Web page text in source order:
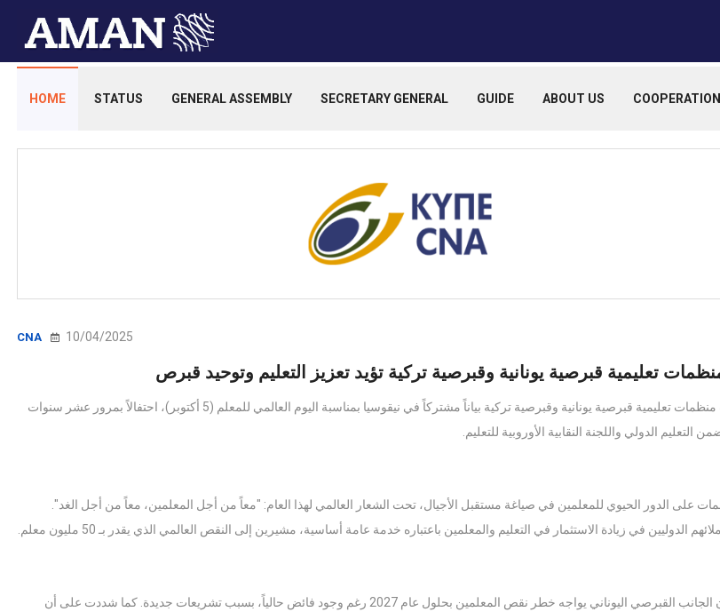
HOME STATUS GENERAL ASSEMBLY SECRETARY GENERAL GUIDE ABOUT US COOPERATION
CNA 10/04/2025
أصدرت ست منظمات تعليمية قبرصية يونانية وقبرصية تركية بياناً مشتركاً في نيقوسيا بمناسبة اليوم العالمي للمعلم (5 أكتوبر)، احتفالاً بمرور عشر سنوات
التعليم الدولي واللجنة النقابية الأوروبية للتعليم.
على الدور الحيوي للمعلمين في صياغة مستقبل الأجيال، تحت الشعار العالمي لهذا العام: "معاً من أجل المعلمين، معاً من أجل الغد".
الدوليين في زيادة الاستثمار في التعليم والمعلمين باعتباره خدمة عامة أساسية، مشيرين إلى النقص العالمي الذي يقدر بـ 50 مليون معلم.
ولفتت إلى أن الجانب القبرصي اليوناني يواجه خطر نقص المعلمين بحلول عام 2027 رغم وجود فائض حالياً، بسبب تشريعات جديدة. كما شددت على أن